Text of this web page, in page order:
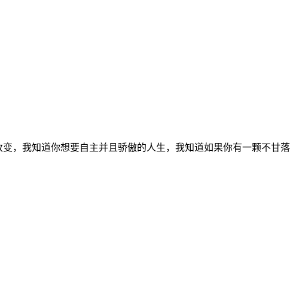
，我知道你想要自主并且骄傲的人生，我知道如果你有一颗不甘落